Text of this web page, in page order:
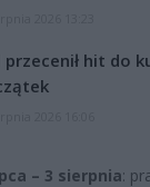
przecenił hit do
– 3 sierpnia: